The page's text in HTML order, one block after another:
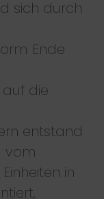
sich durch
Ende
die
entstand
vom
in